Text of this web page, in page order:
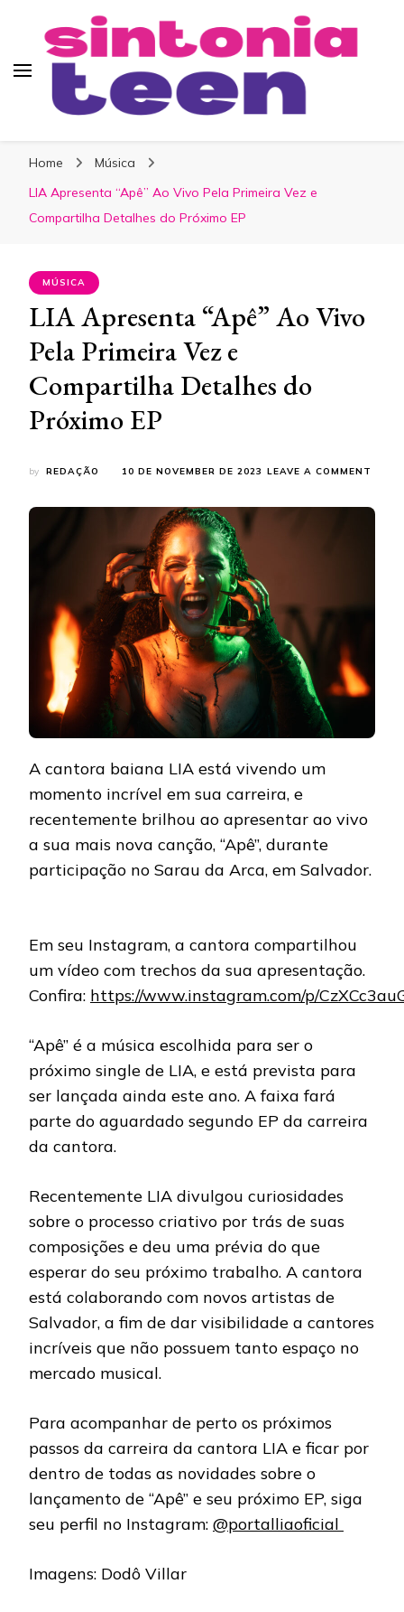
Home
Música
LIA Apresenta “Apê” Ao Vivo Pela Primeira Vez e
Compartilha Detalhes do Próximo EP
MÚSICA
LIA Apresenta “Apê” Ao Vivo
Pela Primeira Vez e
Compartilha Detalhes do
Próximo EP
by REDAÇÃO 10 DE NOVEMBER DE 2023 LEAVE A COMMENT
A cantora baiana LIA está vivendo um
momento incrível em sua carreira, e
recentemente brilhou ao apresentar ao vivo
a sua mais nova canção, “Apê”, durante
participação no Sarau da Arca, em Salvador.
Em seu Instagram, a cantora compartilhou
um vídeo com trechos da sua apresentação.
Confira: https://www.instagram.com/p/
“Apê” é a música escolhida para ser o
próximo single de LIA, e está prevista para
ser lançada ainda este ano. A faixa fará
parte do aguardado segundo EP da carreira
da cantora.
Recentemente LIA divulgou curiosidades
sobre o processo criativo por trás de suas
composições e deu uma prévia do que
esperar do seu próximo trabalho. A cantora
está colaborando com novos artistas de
Salvador, a fim de dar visibilidade a cantores
incríveis que não possuem tanto espaço no
mercado musical.
Para acompanhar de perto os próximos
passos da carreira da cantora LIA e ficar por
dentro de todas as novidades sobre o
lançamento de “Apê” e seu próximo EP, siga
seu perfil no Instagram: @portalliaoficial
Imagens: Dodô Villar